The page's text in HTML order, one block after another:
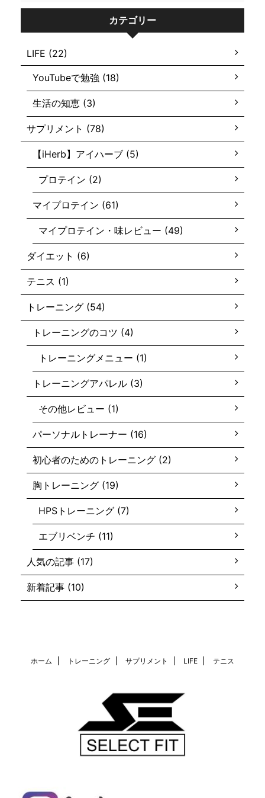
カテゴリー
LIFE (22)
YouTubeで勉強 (18)
生活の知恵 (3)
サプリメント (78)
【iHerb】アイハーブ (5)
プロテイン (2)
マイプロテイン (61)
マイプロテイン・味レビュー (49)
ダイエット (6)
テニス (1)
トレーニング (54)
トレーニングのコツ (4)
トレーニングメニュー (1)
トレーニングアパレル (3)
その他レビュー (1)
パーソナルトレーナー (16)
初心者のためのトレーニング (2)
胸トレーニング (19)
HPSトレーニング (7)
エブリベンチ (11)
人気の記事 (17)
新着記事 (10)
ホーム トレーニング サプリメント LIFE テニス